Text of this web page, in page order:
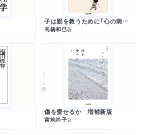
子は親を救うために「心の病」になる
高橋和巳著
ちくま文庫
傷を愛せるか 増補新版
宮地尚子著